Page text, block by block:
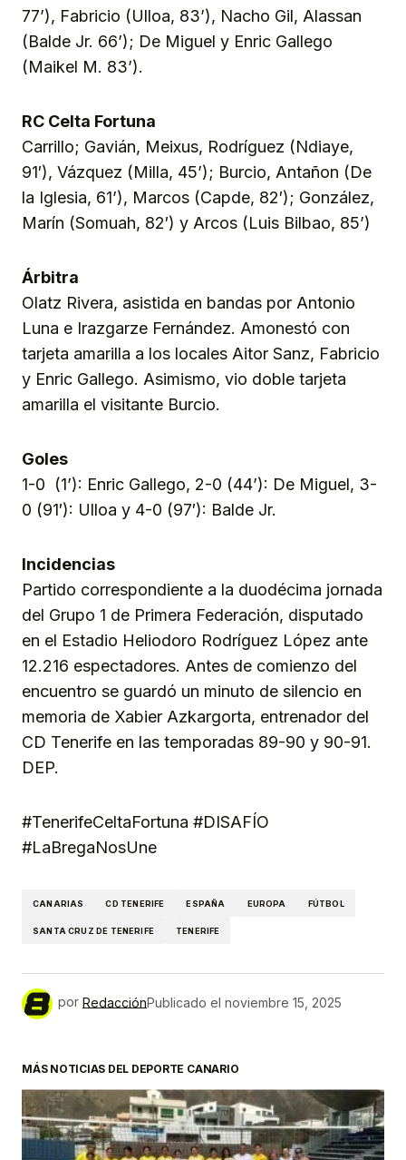
77’), Fabricio (Ulloa, 83’), Nacho Gil, Alassan
(Balde Jr. 66’); De Miguel y Enric Gallego
(Maikel M. 83’).
RC Celta Fortuna
Carrillo; Gavián, Meixus, Rodríguez (Ndiaye,
91′), Vázquez (Milla, 45’); Burcio, Antañon (De
la Iglesia, 61’), Marcos (Capde, 82′); González,
Marín (Somuah, 82′) y Arcos (Luis Bilbao, 85’)
Árbitra
Olatz Rivera, asistida en bandas por Antonio
Luna e Irazgarze Fernández. Amonestó con
tarjeta amarilla a los locales Aitor Sanz, Fabricio
y Enric Gallego. Asimismo, vio doble tarjeta
amarilla el visitante Burcio.
Goles
1-0 (1’): Enric Gallego, 2-0 (44’): De Miguel, 3-
0 (91′): Ulloa y 4-0 (97′): Balde Jr.
Incidencias
Partido correspondiente a la duodécima jornada
del Grupo 1 de Primera Federación, disputado
en el Estadio Heliodoro Rodríguez López ante
12.216 espectadores. Antes de comienzo del
encuentro se guardó un minuto de silencio en
memoria de Xabier Azkargorta, entrenador del
CD Tenerife en las temporadas 89-90 y 90-91.
DEP.
#TenerifeCeltaFortuna #DISAFÍO
#LaBregaNosUne
CANARIAS CD TENERIFE ESPAÑA EUROPA FÚTBOL
SANTA CRUZ DE TENERIFE TENERIFE
por RedacciónPublicado el noviembre 15, 2025
MÁS NOTICIAS DEL DEPORTE CANARIO